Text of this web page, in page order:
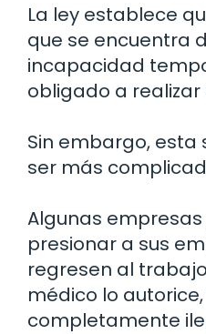
La ley establece
que se encuentra
incapacidad
obligado a
Sin embargo, esta
ser más
Algunas
presionar a sus
regresen al
médico lo
completamente